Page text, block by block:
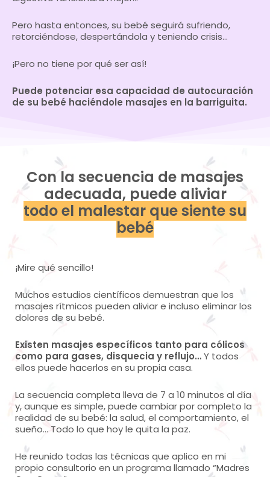
Pero hasta entonces, su bebé seguirá sufriendo,
retorciéndose, despertándola y teniendo crisis…
¡Pero no tiene por qué ser así!
Puede potenciar esa capacidad de autocuración
de su bebé haciéndole masajes en la barriguita.
Con la secuencia de masajes
adecuada, puede aliviar
todo el malestar que siente su
bebé
¡Mire qué sencillo!
Muchos estudios científicos demuestran que los
masajes rítmicos pueden aliviar e incluso eliminar los
dolores de su bebé.
Existen masajes específicos tanto para cólicos
como para gases, disquecia y reflujo…Y todos
ellos puede hacerlos en su propia casa.
La secuencia completa lleva de 7 a 10 minutos al día
y, aunque es simple, puede cambiar por completo la
realidad de su bebé: la salud, el comportamiento, el
sueño… Todo lo que hoy le quita la paz.
He reunido todas las técnicas que aplico en mi
propio consultorio en un programa llamado “Madres